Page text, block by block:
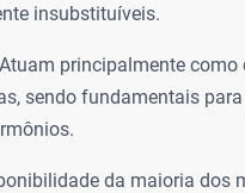
insubstituíveis.
Atuam principalmente
sendo fundamentais
da maioria dos